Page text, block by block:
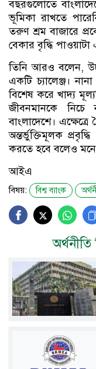
বছরগুলোতে
ভূমিকা রাখতে
তরুণ শ্রম বাজারে
বেকার বৃদ্ধি
তিনি আরও বলেন,
একটি চ্যালেঞ্জ।
বিশেষ করে খাদ্য
জীবনমানকে নিচে
বাংলাদেশে।
অন্তর্ভুক্তিমূলক
করতে হবে বলেও
আইএ
বিষয়: বিশ্ব ব্যাংক